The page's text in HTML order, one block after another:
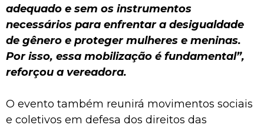
adequado e sem os instrumentos
necessários para enfrentar a desigualdade
de gênero e proteger mulheres e meninas.
Por isso, essa mobilização é fundamental”,
reforçou a vereadora.
O evento também reunirá movimentos sociais
e coletivos em defesa dos direitos das